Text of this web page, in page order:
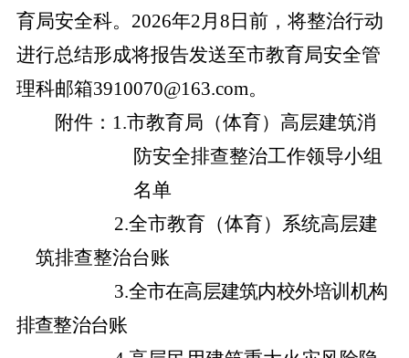
育局安全科。2026年2月8日前，将整治行动
进行总结形成将报告发送至市教育局安全管
理科邮箱3910070@163.com。
附件： 1.市教育局（体育）高层建筑消
防安全排查整治工作领导小组
名单
2.全市教育（体育）系统高层建
筑排查整治台账
3.全市在高层建筑内校外培训机构
排查整治台账